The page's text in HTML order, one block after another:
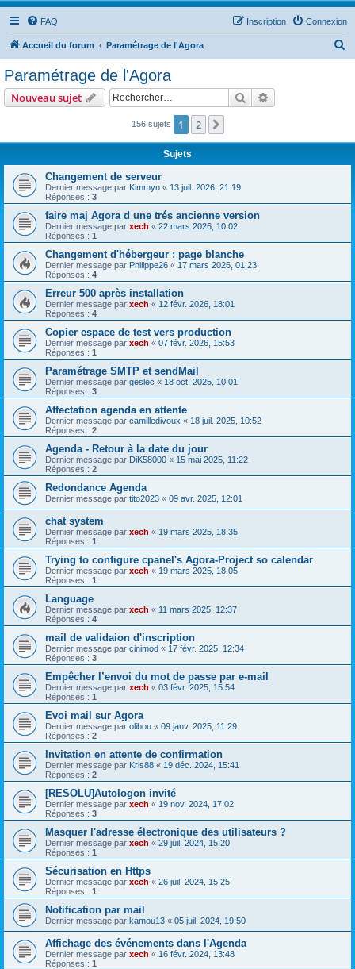
FAQ Connexion
Inscription
Accueil du forum Paramétrage de l'Agora
Paramétrage de l'Agora
Nouveau sujet Rechercher
156 sujets 1 2
Sujets
Changement de serveur
Dernier message par Kimmyn « 13 juil. 2026, 21:19
Réponses : 3
faire maj Agora d une trés ancienne version
Dernier message par xech « 22 mars 2026, 10:02
Réponses : 1
Changement d'hébergeur : page blanche
Dernier message par Philippe26 « 17 mars 2026, 01:23
Réponses : 4
Erreur 500 après installation
Dernier message par xech « 12 févr. 2026, 18:01
Réponses : 4
Copier espace de test vers production
Dernier message par xech « 07 févr. 2026, 15:53
Réponses : 1
Paramétrage SMTP et sendMail
Dernier message par geslec « 18 oct. 2025, 10:01
Réponses : 3
Affectation agenda en attente
Dernier message par camilledivoux « 18 juil. 2025, 10:52
Réponses : 2
Agenda - Retour à la date du jour
Dernier message par DiK58000 « 15 mai 2025, 11:22
Réponses : 2
Redondance Agenda
Dernier message par tito2023 « 09 avr. 2025, 12:01
chat system
Dernier message par xech « 19 mars 2025, 18:35
Réponses : 1
Trying to configure cpanel's Agora-Project so calendar
Dernier message par xech « 19 mars 2025, 18:05
Réponses : 1
Language
Dernier message par xech « 11 mars 2025, 12:37
Réponses : 4
mail de validaion d'inscription
Dernier message par cinimod « 17 févr. 2025, 12:34
Réponses : 3
Empêcher l’envoi du mot de passe par e-mail
Dernier message par xech « 03 févr. 2025, 15:54
Réponses : 1
Evoi mail sur Agora
Dernier message par olibou « 09 janv. 2025, 11:29
Réponses : 2
Invitation en attente de confirmation
Dernier message par Kris88 « 19 déc. 2024, 15:41
Réponses : 2
[RESOLU]Autologon invité
Dernier message par xech « 19 nov. 2024, 17:02
Réponses : 3
Masquer l'adresse électronique des utilisateurs ?
Dernier message par xech « 29 juil. 2024, 15:20
Réponses : 1
Sécurisation en Https
Dernier message par xech « 26 juil. 2024, 15:25
Réponses : 1
Notification par mail
Dernier message par kamou13 « 05 juil. 2024, 19:50
Affichage des événements dans l'Agenda
Dernier message par xech « 16 févr. 2024, 13:48
Réponses : 1